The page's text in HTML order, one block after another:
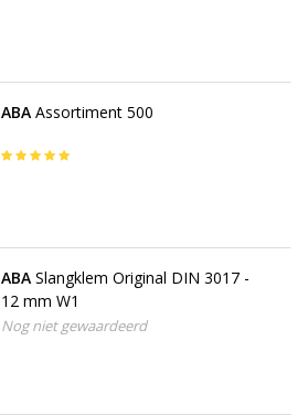
ABA Assortiment 500
ABA Slangklem Original DIN 3017 -
12 mm W1
Nog niet gewaardeerd